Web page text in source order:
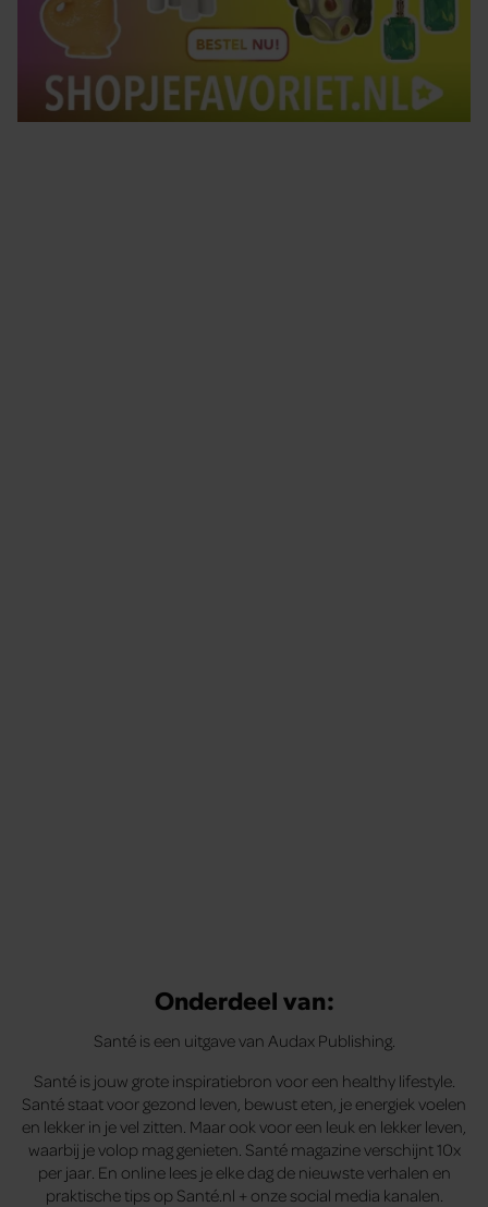
Onderdeel van:
Santé is een uitgave van Audax Publishing.
Santé is jouw grote inspiratiebron voor een healthy lifestyle.
Santé staat voor gezond leven, bewust eten, je energiek voelen
en lekker in je vel zitten. Maar ook voor een leuk en lekker leven,
waarbij je volop mag genieten. Santé magazine verschijnt 10x
per jaar. En online lees je elke dag de nieuwste verhalen en
praktische tips op Santé.nl + onze social media kanalen.